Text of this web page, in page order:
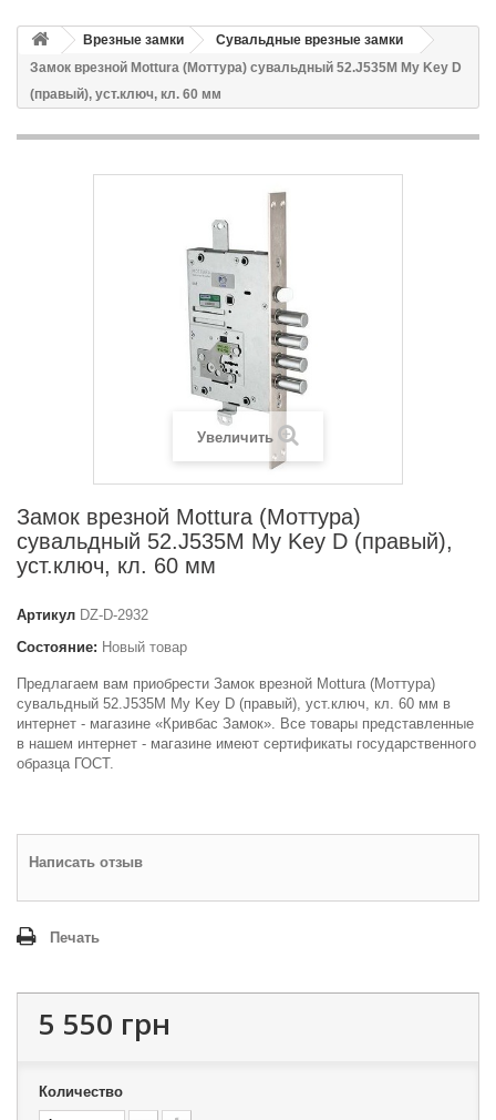
Врезные замки
Сувальдные врезные замки
Замок врезной Mottura (Моттура) сувальдный 52.J535M My Key D
(правый), уст.ключ, кл. 60 мм
Увеличить
Замок врезной Mottura (Моттура)
сувальдный 52.J535M My Key D (правый),
уст.ключ, кл. 60 мм
Артикул DZ-D-2932
Состояние: Новый товар
Предлагаем вам приобрести Замок врезной Mottura (Моттура)
сувальдный 52.J535M My Key D (правый), уст.ключ, кл. 60 мм в
интернет - магазине «Кривбас Замок». Все товары представленные
в нашем интернет - магазине имеют сертификаты государственного
образца ГОСТ.
Написать отзыв
Печать
5 550 грн
Количество